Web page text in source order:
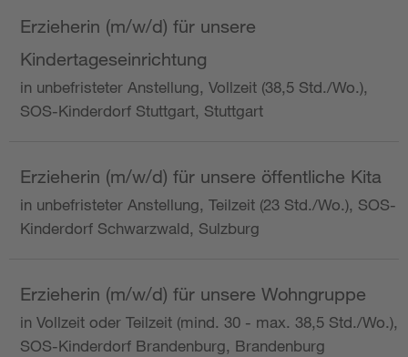
Erzieherin (m/w/d) für unsere
Kindertageseinrichtung
in unbefristeter Anstellung, Vollzeit (38,5 Std./Wo.),
SOS-Kinderdorf Stuttgart, Stuttgart
Erzieherin (m/w/d) für unsere öffentliche Kita
in unbefristeter Anstellung, Teilzeit (23 Std./Wo.), SOS-
Kinderdorf Schwarzwald, Sulzburg
Erzieherin (m/w/d) für unsere Wohngruppe
in Vollzeit oder Teilzeit (mind. 30 - max. 38,5 Std./Wo.),
SOS-Kinderdorf Brandenburg, Brandenburg